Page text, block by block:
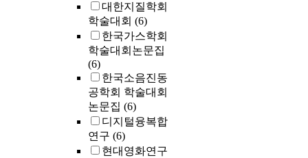
대한지질학회
학술대회 (6)
한국가스학회
학술대회논문집
(6)
한국소음진동
공학회 학술대회
논문집 (6)
디지털융복합
연구 (6)
현대영화연구